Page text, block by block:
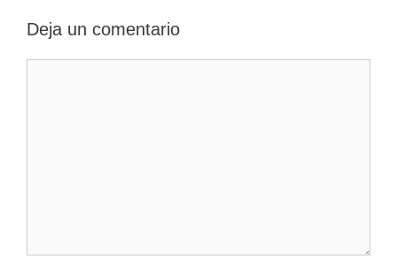
Deja un comentario